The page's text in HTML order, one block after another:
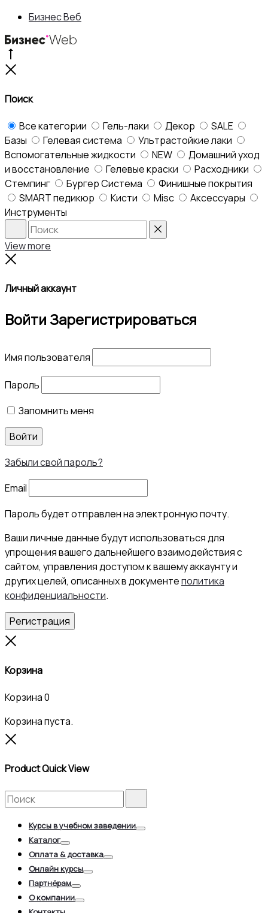
Бизнес Веб
Поиск
Все категории Гель-лаки Декор
SALE
Базы
Гелевая система
Ультрастойкие лаки
Вспомогательные жидкости
NEW
Домашний уход
и восстановление
Гелевые краски
Расходники
Стемпинг
Бургер Система
Финишные покрытия
SMART педикюр
Кисти Misc
Аксессуары
Инструменты
Search
View more
Личный аккаунт
ВойтиЗарегистрироваться
Имя пользователя
Пароль
Запомнить меня
Войти
Забыли свой пароль?
Email
Пароль будет отправлен на электронную почту.
Ваши личные данные будут использоваться для
упрощения вашего дальнейшего взаимодействия с
сайтом, управления доступом к вашему аккаунту и
других целей, описанных в документеполитика
конфиденциальности.
Регистрация
Корзина
Корзина0
Корзина пуста.
Product Quick View
Search
for:
Курсы в учебном заведении
Каталог
Toggle
Оплата & доставка
Онлайн курсы
Партнёрам
О компании